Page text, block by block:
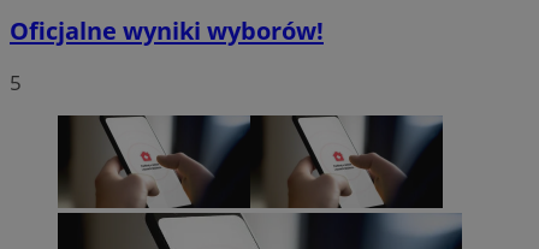
Oficjalne wyniki wyborów!
5